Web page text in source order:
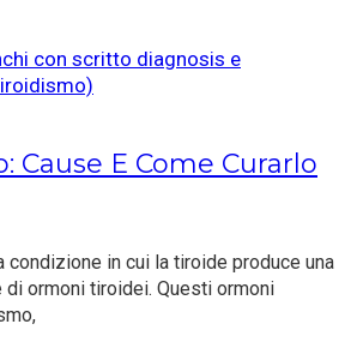
Cause E Come Curarlo
condizione in cui la tiroide produce una
ormoni tiroidei. Questi ormoni